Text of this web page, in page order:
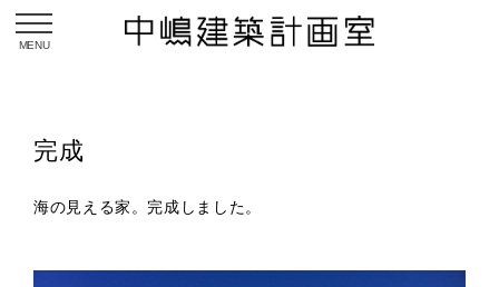
完成
海の見える家。完成しました。
toggle navigation